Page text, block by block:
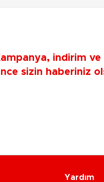
indirim ve
sizin haberiniz
Yardım